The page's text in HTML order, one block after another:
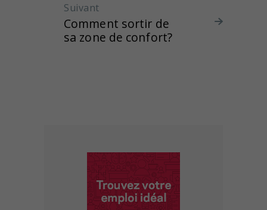
Suivant
Comment sortir de
sa zone de confort?